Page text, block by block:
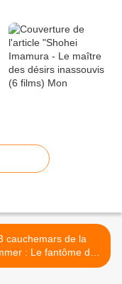
cauchemars de la
: Le fantôme de
– The phantom of